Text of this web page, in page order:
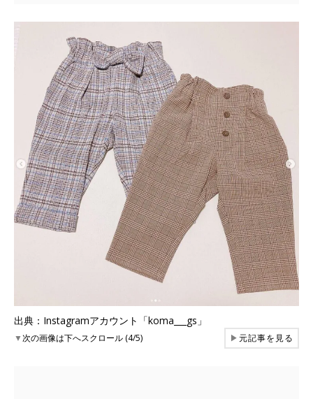
出典：Instagramアカウント「koma___gs」
▼次の画像は下へスクロール (4/5) ▶元記事を見る